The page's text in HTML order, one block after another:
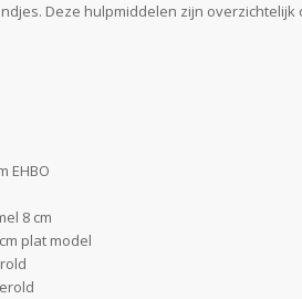
Deze hulpmiddelen zijn
EHBO
8 cm
plat model